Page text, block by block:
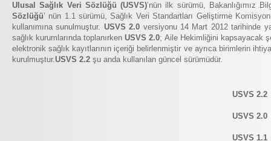
Ulusal Sağlık Veri Sözlüğü (USVS)’nün ilk sürümü, Bakanlığımız
Sözlüğü’ nün 1.1 sürümü, Sağlık Veri Standartları Geliştirme
kullanımına sunulmuştur. USVS 2.0 versiyonu 14 Mart 2012 tarihinde
sağlık kurumlarında toplanırkenUSVS 2.0; Aile Hekimliğini kapsayacak
elektronik sağlık kayıtlarının içeriği belirlenmiştir ve ayrıca birimlerin
kurulmuştur.USVS 2.2 şu anda kullanılan güncel sürümüdür.
USVS
USVS
USVS